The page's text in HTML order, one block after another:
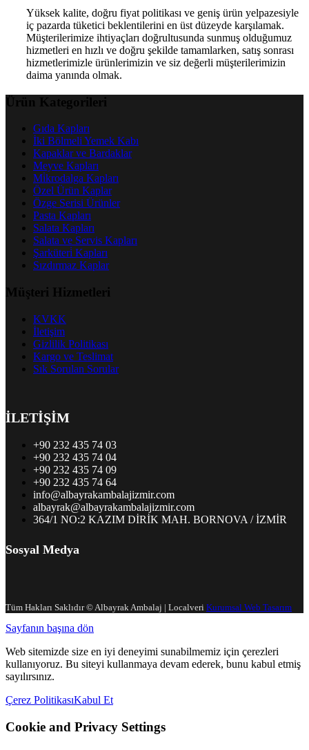
Yüksek kalite, doğru fiyat politikası ve geniş ürün yelpazesiyle
iç pazarda tüketici beklentilerini en üst düzeyde karşılamak.
Müşterilerimize ihtiyaçları doğrultusunda sunmuş olduğumuz
hizmetleri en hızlı ve doğru şekilde tamamlarken, satış sonrası
hizmetlerimizle ürünlerimizin ve siz değerli müşterilerimizin
daima yanında olmak.
Ürün Kategorileri
Gıda Kapları
İki Bölmeli Yemek Kabı
Kapaklar ve Bardaklar
Meyve Kapları
Mi̇krodalga Kapları
Özel Ürün Kaplar
Özge Serisi Ürünler
Pasta Kapları
Salata Kapları
Salata ve Servis Kapları
Şarküteri̇ Kapları
Sızdırmaz Kaplar
Müşteri Hizmetleri
KVKK
İletişim
Gizlilik Politikası
Kargo ve Teslimat
Sık Sorulan Sorular
İLETİŞİM
+90 232 435 74 03
+90 232 435 74 04
+90 232 435 74 09
+90 232 435 74 64
info@albayrakambalajizmir.com
albayrak@albayrakambalajizmir.com
364/1 NO:2 KAZIM DİRİK MAH. BORNOVA / İZMİR
Sosyal Medya
Tüm Hakları Saklıdır © Albayrak Ambalaj | Localveri Kurumsal Web Tasarım
Sayfanın başına dön
Web sitemizde size en iyi deneyimi sunabilmemiz için çerezleri
kullanıyoruz. Bu siteyi kullanmaya devam ederek, bunu kabul etmiş
sayılırsınız.
Çerez PolitikasıKabul Et
Cookie and Privacy Settings